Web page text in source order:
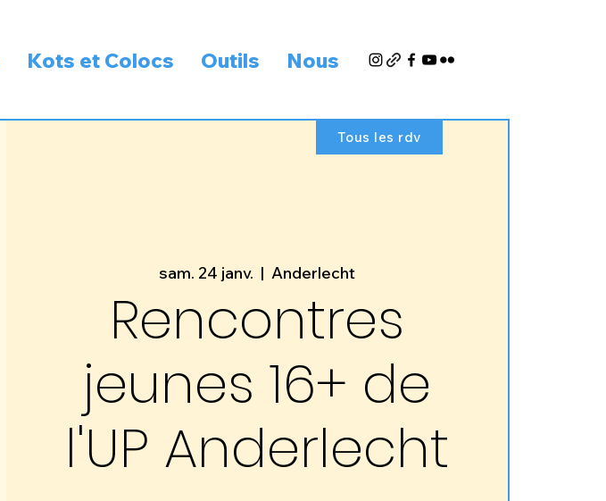
Kots et Colocs Outils Nous
sam. 24 janv.
  |
Anderlecht
Rencontres
jeunes 16+ de
l'UP Anderlecht
Tous les rdv